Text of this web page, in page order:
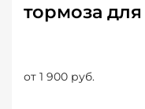
тормоза
от 1 900 руб.